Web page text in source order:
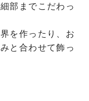
部までこだわっ
を作ったり、お
と合わせて飾っ